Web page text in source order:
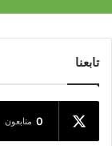
تابعنا
0 متابعون